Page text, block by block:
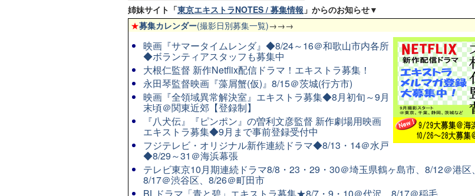
姉妹サイト「東京エキストラNOTES / 募集情報 」からのお知らせ▼
★募集カレンダー(撮影日別募集一覧)→→→
映画『サマータイムレンダ』◆8/24～16＠和歌山市内各所
◆ボランティアスタッフも募集中
大根仁監督 新作Netflix配信ドラマ！エキストラ募集！
永田琴監督映画『藻屑蟹(仮)』8/15＠茨城(行方市)
映画『全領域異常解決室』エキストラ募集◆8月初旬～9月
末頃＠関東近郊【登録制】
『八犬伝』『ピンポン』の曽利文彦監督 新作劇場用映画
エキストラ募集◆9月まで事前登録受付中
フジテレビ・オリジナル新作連続ドラマ◆8/13・14＠水戸
◆8/29～31＠海浜幕張
テレビ東京10月期連続ドラマ8/8・23・29・30＠埼玉県鶴ヶ島市、8/12＠港区、
8/17＠渋谷区、8/26＠町田市